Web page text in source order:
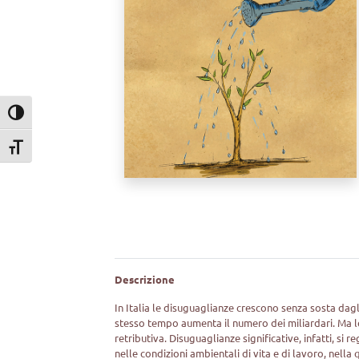
Attiva/disattiva alto contrasto
Attiva/disattiva dimensione testo
Descrizione
In Italia le disuguaglianze crescono senza sosta
stesso tempo aumenta il numero dei miliardari.
retributiva. Disuguaglianze significative, infatti, si
nelle condizioni ambientali di vita e di lavoro, nella